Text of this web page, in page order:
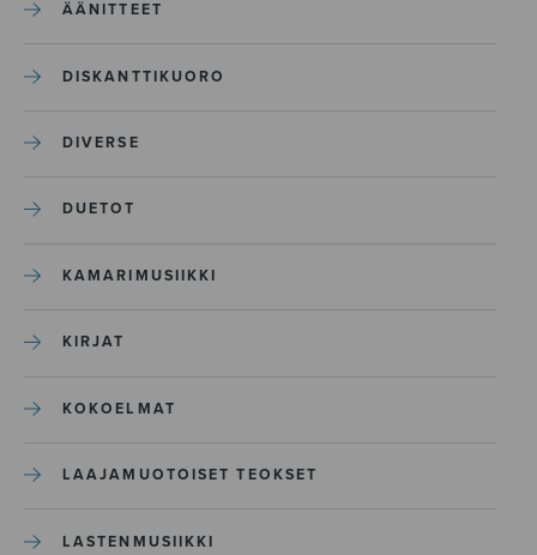
ÄÄNITTEET
DISKANTTIKUORO
DIVERSE
DUETOT
KAMARIMUSIIKKI
KIRJAT
KOKOELMAT
LAAJAMUOTOISET TEOKSET
LASTENMUSIIKKI